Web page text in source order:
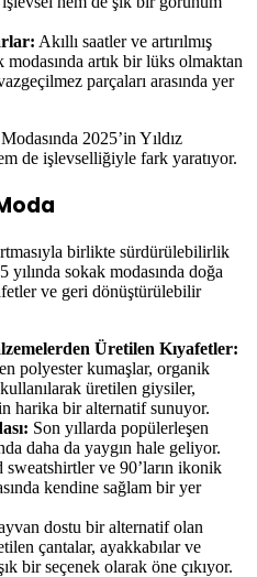
Akıllı saatler ve artırılmış
artık bir lüks olmaktan
parçaları arasında yer
2025’in Yıldız
de işlevselliğiyle fark yaratıyor.
birlikte sürdürülebilirlik
yılında sokak modasında doğa
ve geri dönüştürülebilir
Üretilen Kıyafetler:
polyester kumaşlar, organik
üretilen giysiler,
harika bir alternatif sunuyor.
Son yıllarda popülerleşen
daha da yaygın hale geliyor.
ve 90’ların ikonik
kendine sağlam bir yer
dostu bir alternatif olan
çantalar, ayakkabılar ve
bir seçenek olarak öne çıkıyor.